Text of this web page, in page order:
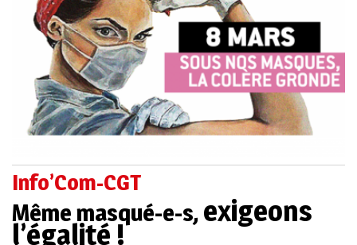
Info’Com-CGT
Même masqué-e-s, exigeons
l’égalité !